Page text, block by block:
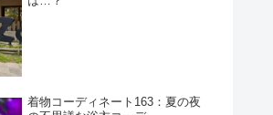
着物コーディネート163：夏の夜